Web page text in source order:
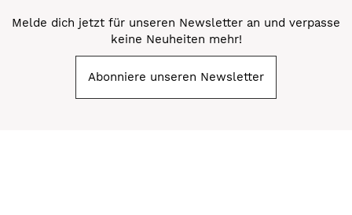
Melde dich jetzt für unseren Newsletter an und verpasse
keine Neuheiten mehr!
Abonniere unseren Newsletter